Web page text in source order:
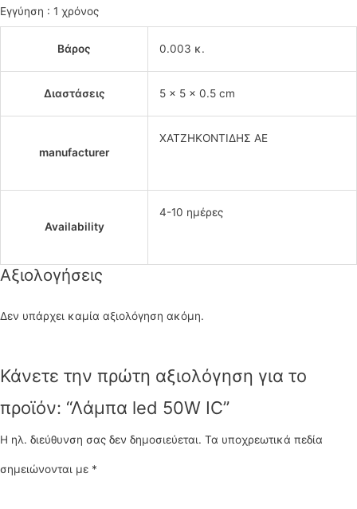
Εγγύηση : 1 χρόνος
Βάρος 0.003 κ.
Διαστάσεις 5 × 5 × 0.5 cm
manufacturer
ΧΑΤΖΗΚΟΝΤΙΔΗΣ ΑΕ
Availability
4-10 ημέρες
Αξιολογήσεις
Δεν υπάρχει καμία αξιολόγηση ακόμη.
Κάνετε την πρώτη αξιολόγηση για το
προϊόν: “Λάμπα led 50W IC”
Η ηλ. διεύθυνση σας δεν δημοσιεύεται. Τα υποχρεωτικά πεδία
σημειώνονται με *